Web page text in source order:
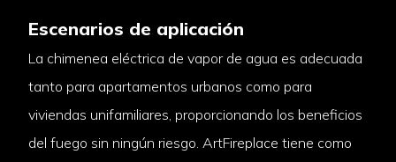
Escenarios de aplicación
La chimenea eléctrica de vapor de agua es adecuada
tanto para apartamentos urbanos como para
viviendas unifamiliares, proporcionando los beneficios
del fuego sin ningún riesgo. ArtFireplace tiene como